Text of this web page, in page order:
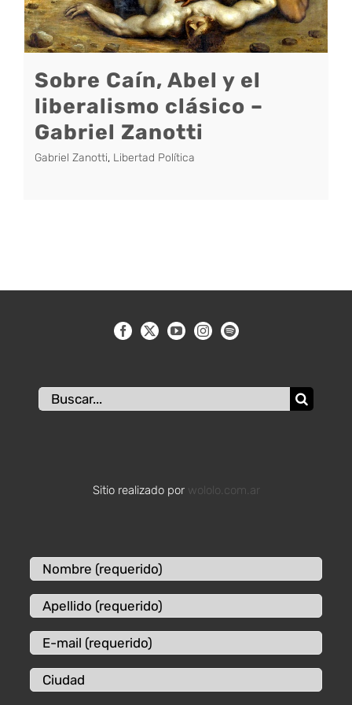
Sobre Caín, Abel y el
liberalismo clásico –
Gabriel Zanotti
Gabriel Zanotti, Libertad Política
Buscar:
Sitio realizado por wololo.com.ar